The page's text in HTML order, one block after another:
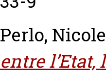
Perlo,
entre